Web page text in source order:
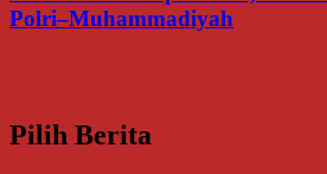
Polri–Muhammadiyah
Pilih Berita